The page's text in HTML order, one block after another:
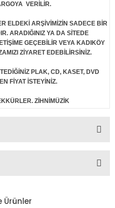
VERİLİR.
ELDEKİ ARŞİVİMİZİN SADECE BİR
ARADIĞINIZ YA DA SİTEDE
GEÇEBİLİR VEYA KADIKÖY
ZİYARET EDEBİLİRSİNİZ.
PLAK, CD, KASET, DVD
FİYAT İSTEYİNİZ.
ZİHNİMÜZİK
Ürünler